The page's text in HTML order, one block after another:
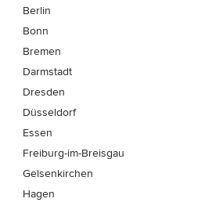
Berlin
Bonn
Bremen
Darmstadt
Dresden
Düsseldorf
Essen
Freiburg-im-Breisgau
Gelsenkirchen
Hagen